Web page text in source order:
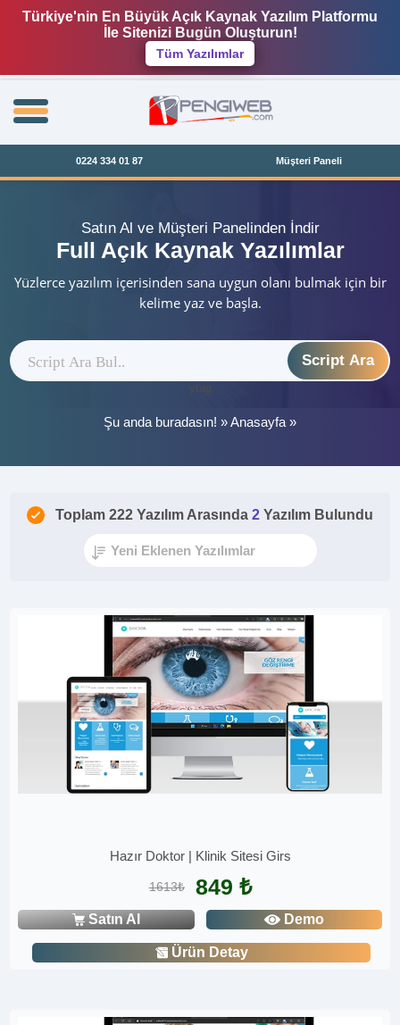
Türkiye'nin En Büyük Açık Kaynak Yazılım Platformu
İle Sitenizi Bugün Oluşturun!
Tüm Yazılımlar
0224 334 01 87 Müşteri Paneli
Satın Al ve Müşteri Panelinden İndir
Full Açık Kaynak Yazılımlar
Yüzlerce yazılım içerisinden sana uygun olanı bulmak için bir
kelime yaz ve başla.
Script Ara
ytag
Şu anda buradasın! »Anasayfa »
Toplam 222 Yazılım Arasında 2 Yazılım Bulundu
Hazır Doktor | Klinik Sitesi Girs
1613₺ 849 ₺
Satın Al Demo
Ürün Detay